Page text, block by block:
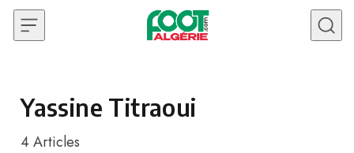
Skip to content
Yassine Titraoui
4 Articles